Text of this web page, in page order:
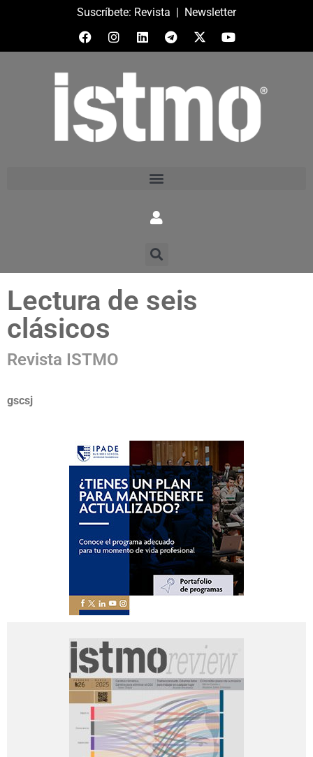
Suscríbete: Revista | Newsletter
Lectura de seis
clásicos
Revista ISTMO
gscsj